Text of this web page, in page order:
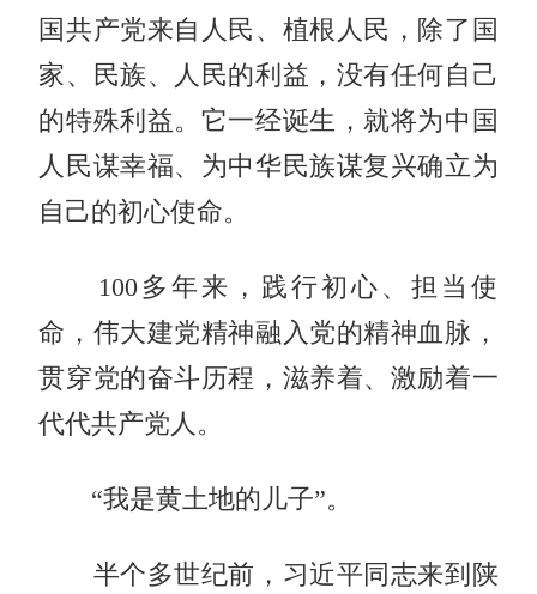
国共产党来自人民、植根人民，除了国
家、民族、人民的利益，没有任何自己
的特殊利益。它一经诞生，就将为中国
人民谋幸福、为中华民族谋复兴确立为
自己的初心使命。
100多年来，践行初心、担当使
命，伟大建党精神融入党的精神血脉，
贯穿党的奋斗历程，滋养着、激励着一
代代共产党人。
“我是黄土地的儿子”。
半个多世纪前，习近平同志来到陕